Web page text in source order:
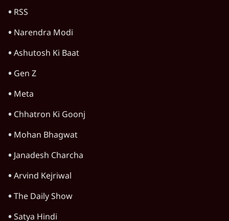
RSS
Narendra Modi
Ashutosh Ki Baat
Gen Z
Meta
Chhatron Ki Goonj
Mohan Bhagwat
Janadesh Charcha
Arvind Kejriwal
The Daily Show
Satya Hindi